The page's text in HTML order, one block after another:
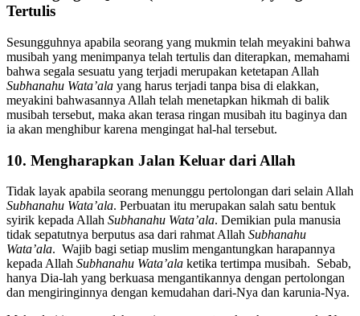
9. Mengingat Qadha (Ketentuan Allah) yang Telah
Sesungguhnya apabila seorang yang mukmin telah meyakini bahwa
musibah yang menimpanya telah tertulis dan diterapkan, memahami
bahwa segala sesuatu yang terjadi merupakan ketetapan Allah
Subhanahu Wata’alayang harus terjadi tanpa bisa di elakkan,
meyakini bahwasannya Allah telah menetapkan hikmah di balik
musibah tersebut, maka akan terasa ringan musibah itu baginya dan
10. Mengharapkan Jalan Keluar dari Allah
Tidak layak apabila seorang menunggu pertolongan dari selain Allah
Subhanahu Wata’ala. Perbuatan itu merupakan salah satu bentuk
syirik kepada AllahSubhanahu Wata’ala. Demikian pula manusia
tidak sepatutnya berputus asa dari rahmat AllahSubhanahu
Wata’ala. Wajib bagi setiap muslim mengantungkan harapannya
kepada AllahSubhanahu Wata’alaketika tertimpa musibah. Sebab,
hanya Dia-lah yang berkuasa mengantikannya dengan pertolongan